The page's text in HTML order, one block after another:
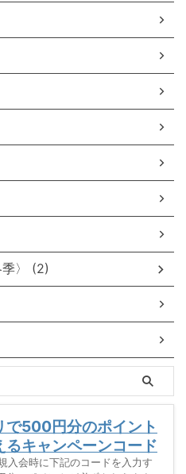
〉 (2)
で500円分のポイント
るキャンペーンコード
入会時に下記のコードを入力す